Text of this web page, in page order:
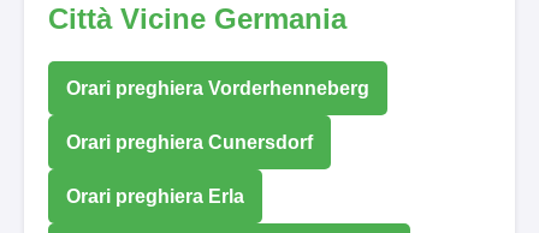
Città Vicine Germania
Orari preghiera Vorderhenneberg
Orari preghiera Cunersdorf
Orari preghiera Erla